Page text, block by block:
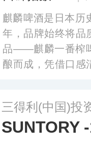
麒麟啤酒是日本历
年，品牌始终将品
品——麒麟一番榨
酿而成，凭借口感
等多样化产品线
求。 更多
三得利(中国)投
SUNTORY